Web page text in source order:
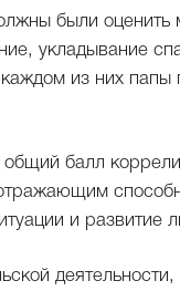
были
укладывание
из них
общий балл
и развитие